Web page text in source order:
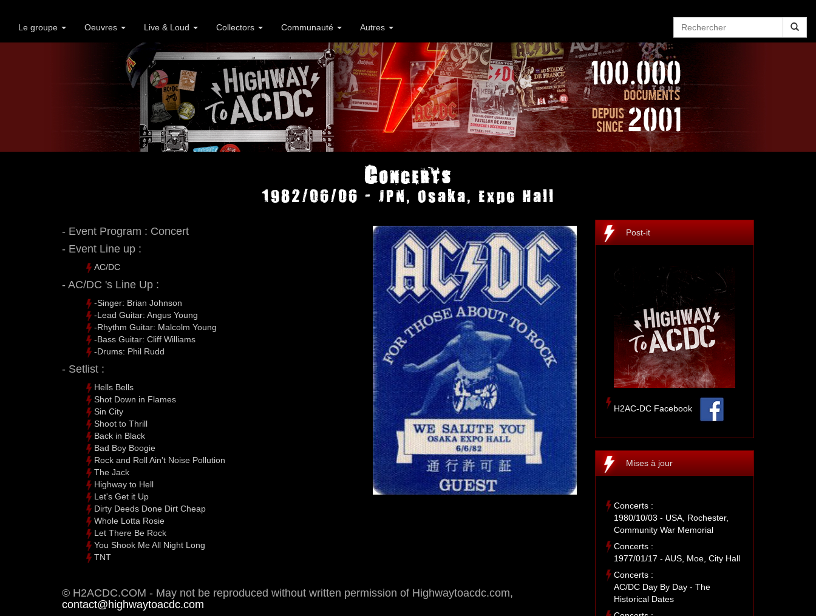
Le groupe Oeuvres Live & Loud Collectors Communauté Autres
Concerts
1982/06/06 - JPN, Osaka, Expo Hall
- Event Program : Concert
- Event Line up :
AC/DC
- AC/DC 's Line Up :
-Singer: Brian Johnson
-Lead Guitar: Angus Young
-Rhythm Guitar: Malcolm Young
-Bass Guitar: Cliff Williams
-Drums: Phil Rudd
- Setlist :
Hells Bells
Shot Down in Flames
Sin City
Shoot to Thrill
Back in Black
Bad Boy Boogie
Rock and Roll Ain't Noise Pollution
The Jack
Highway to Hell
Let's Get it Up
Dirty Deeds Done Dirt Cheap
Whole Lotta Rosie
Let There Be Rock
You Shook Me All Night Long
TNT
© H2ACDC.COM - May not be reproduced without written permission of Highwaytoacdc.com,
contact@highwaytoacdc.com
Post-it
H2AC-DC Facebook
Mises à jour
Concerts :
1980/10/03 - USA, Rochester,
Community War Memorial
Concerts :
1977/01/17 - AUS, Moe, City Hall
Concerts :
AC/DC Day By Day - The
Historical Dates